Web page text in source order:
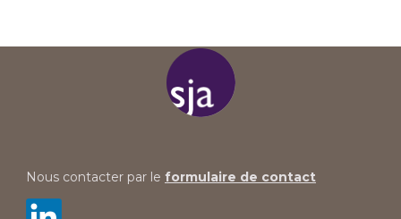
Nous contacter par le formulaire de contact